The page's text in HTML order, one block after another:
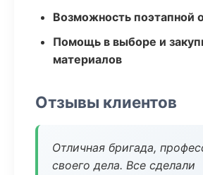
Возможность поэтапной
Помощь в выборе и
материалов
Отзывы клиентов
Отличная бригада,
своего дела. Все сделали